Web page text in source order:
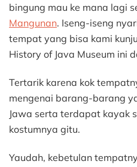
bingung mau ke mana lagi
Mangunan. Iseng-iseng
tempat yang bisa kami
History of Java Museum ini
Tertarik karena kok
mengenai barang-barang
Jawa serta terdapat kayak
kostumnya gitu.
Yaudah, kebetulan